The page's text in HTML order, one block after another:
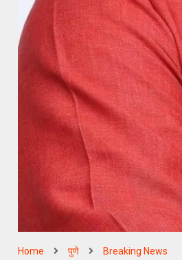
Home पुणे Breaking News